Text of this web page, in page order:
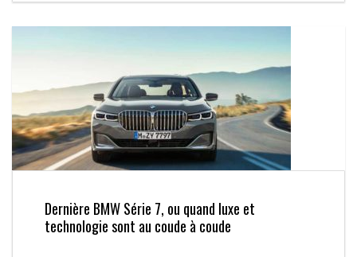
Dernière BMW Série 7, ou quand luxe et
technologie sont au coude à coude